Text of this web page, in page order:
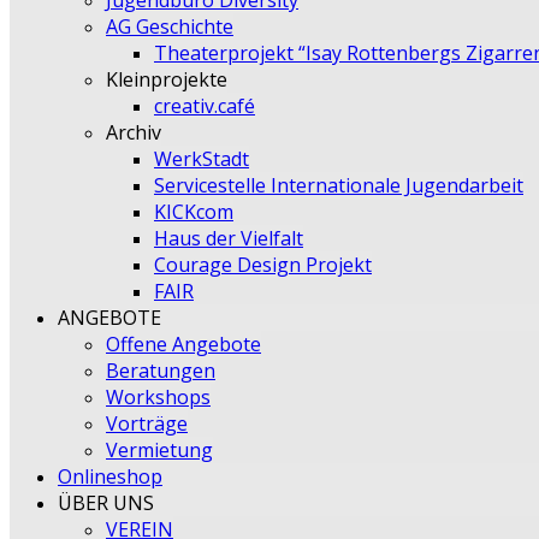
AG Geschichte
Theaterprojekt “Isay Rottenbergs
Kleinprojekte
creativ.café
Archiv
WerkStadt
Servicestelle Internationale Jugendarbeit
KICKcom
Haus der Vielfalt
Courage Design Projekt
FAIR
ANGEBOTE
Offene Angebote
Beratungen
Workshops
Vorträge
Vermietung
Onlineshop
ÜBER UNS
VEREIN